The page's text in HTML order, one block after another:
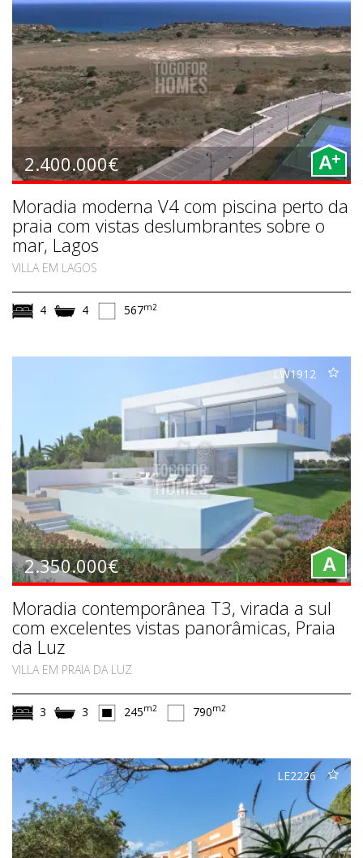
2.400.000€ A+
Moradia moderna V4 com piscina perto da
praia com vistas deslumbrantes sobre o
mar, Lagos
VILLA EM LAGOS
4 4 567m2
LW1912
2.350.000€ A
Moradia contemporânea T3, virada a sul
com excelentes vistas panorâmicas, Praia
da Luz
VILLA EM PRAIA DA LUZ
3 3 245m2 790m2
LE2226